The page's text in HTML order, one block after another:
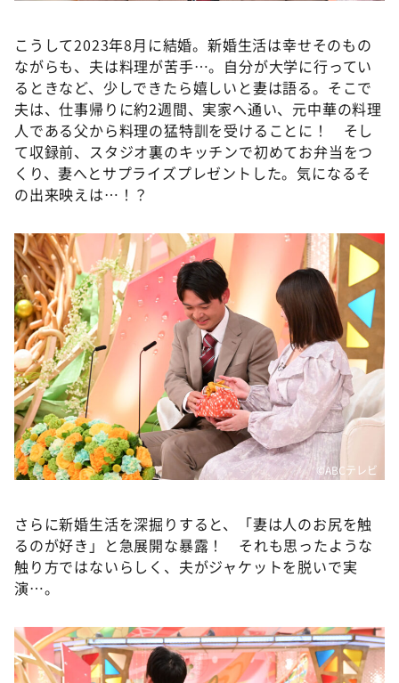
こうして2023年8月に結婚。新婚生活は幸せそのもの
ながらも、夫は料理が苦手…。自分が大学に行ってい
るときなど、少しできたら嬉しいと妻は語る。そこで
夫は、仕事帰りに約2週間、実家へ通い、元中華の料理
人である父から料理の猛特訓を受けることに！ そし
て収録前、スタジオ裏のキッチンで初めてお弁当をつ
くり、妻へとサプライズプレゼントした。気になるそ
の出来映えは…！？
©ABCテレビ
さらに新婚生活を深掘りすると、「妻は人のお尻を触
るのが好き」と急展開な暴露！ それも思ったような
触り方ではないらしく、夫がジャケットを脱いで実
演…。